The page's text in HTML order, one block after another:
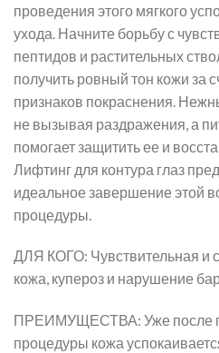
проведения этого мягкого
ухода. Начните борьбу с
пептидов и растительных
получить ровный тон кожи за
признаков покраснения.
не вызывая раздражения, а
помогает защитить ее и
Лифтинг для контура глаз
идеальное завершение этой
процедуры.
ДЛЯ КОГО: Чувствительная и
кожа, купероз и нарушение
ПРЕИМУЩЕСТВА: Уже после
процедуры кожа